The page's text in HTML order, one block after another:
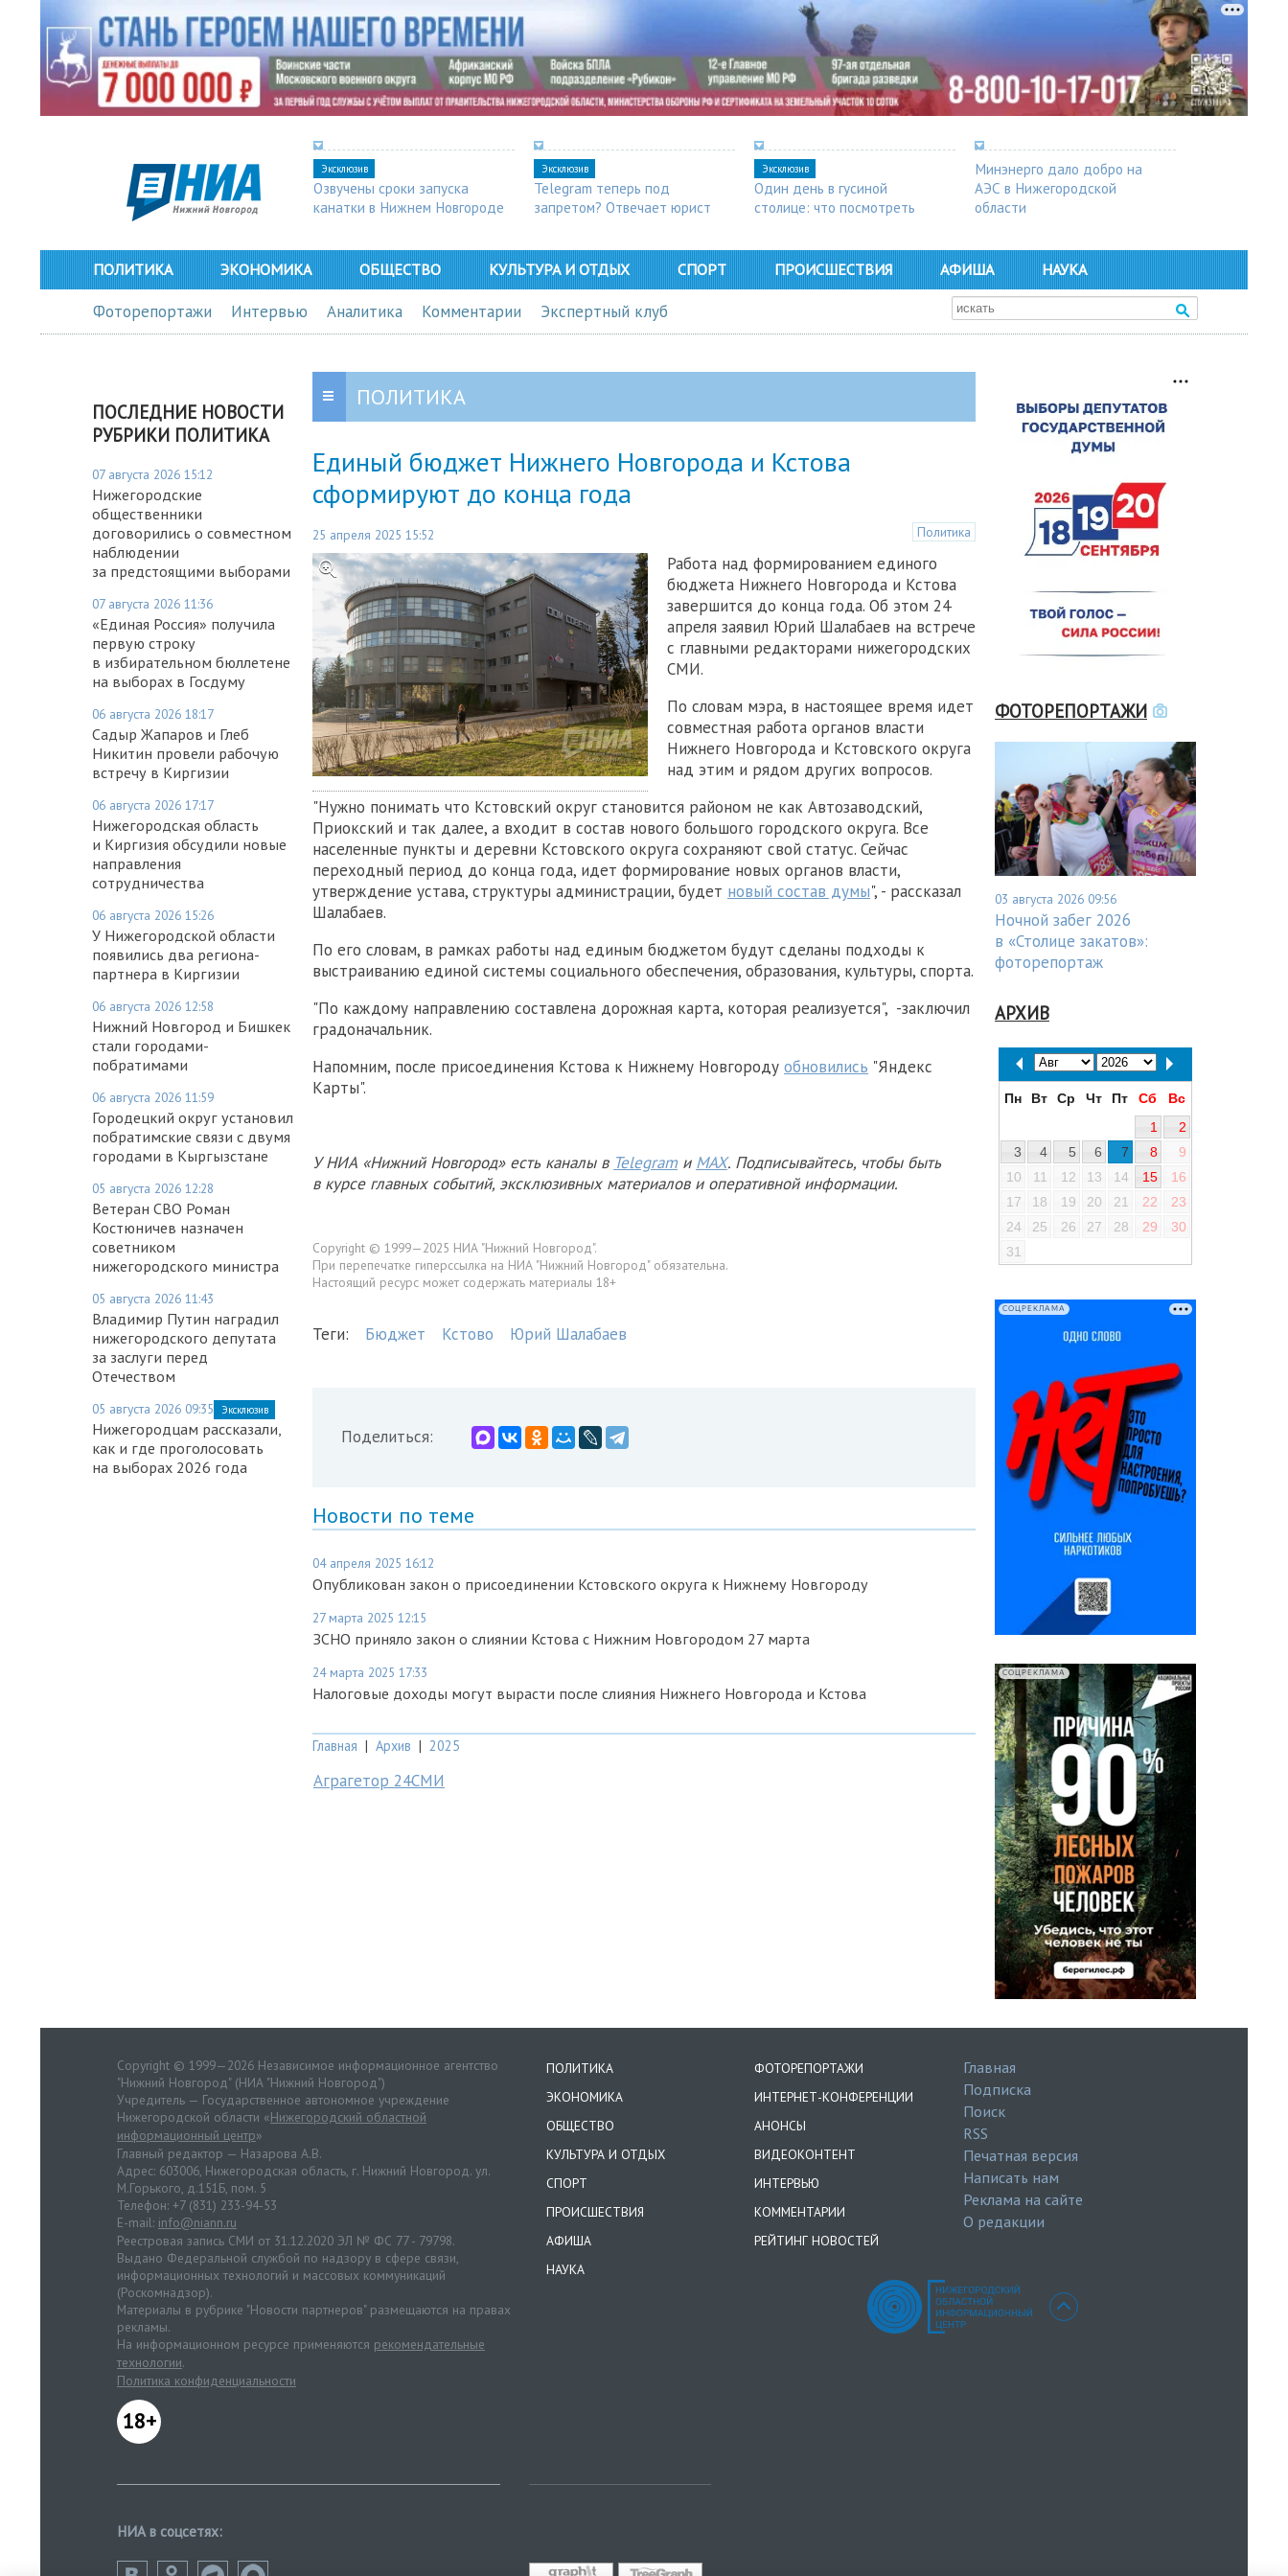
Эксклюзив
Озвучены сроки запуска
канатки в Нижнем Новгороде
Эксклюзив
Telegram теперь под
запретом? Отвечает юрист
Эксклюзив
Один день в гусиной
столице: что посмотреть
Минэнерго дало добро на
АЭС в Нижегородской
области
ПОЛИТИКА ЭКОНОМИКА ОБЩЕСТВО КУЛЬТУРА И ОТДЫХ СПОРТ ПРОИСШЕСТВИЯ АФИША НАУКА
Фоторепортажи Интервью Аналитика Комментарии Экспертный клуб
ПОСЛЕДНИЕ НОВОСТИ
РУБРИКИ ПОЛИТИКА
07 августа 2026 15:12
Нижегородские
общественники
договорились о совместном
наблюдении
за предстоящими выборами
07 августа 2026 11:36
«Единая Россия» получила
первую строку
в избирательном бюллетене
на выборах в Госдуму
06 августа 2026 18:17
Садыр Жапаров и Глеб
Никитин провели рабочую
встречу в Киргизии
06 августа 2026 17:17
Нижегородская область
и Киргизия обсудили новые
направления
сотрудничества
06 августа 2026 15:26
У Нижегородской области
появились два региона-
партнера в Киргизии
06 августа 2026 12:58
Нижний Новгород и Бишкек
стали городами-
побратимами
06 августа 2026 11:59
Городецкий округ установил
побратимские связи с двумя
городами в Кыргызстане
05 августа 2026 12:28
Ветеран СВО Роман
Костюничев назначен
советником
нижегородского министра
05 августа 2026 11:43
Владимир Путин наградил
нижегородского депутата
за заслуги перед
Отечеством
05 августа 2026 09:35 Эксклюзив
Нижегородцам рассказали,
как и где проголосовать
на выборах 2026 года
ПОЛИТИКА
Единый бюджет Нижнего Новгорода и Кстова
сформируют до конца года
25 апреля 2025 15:52 Политика
Работа над формированием единого
бюджета Нижнего Новгорода и Кстова
завершится до конца года. Об этом 24
апреля заявил Юрий Шалабаев на встрече
с главными редакторами нижегородских
СМИ.
По словам мэра, в настоящее время идет
совместная работа органов власти
Нижнего Новгорода и Кстовского округа
над этим и рядом других вопросов.
"Нужно понимать что Кстовский округ становится районом не как Автозаводский,
Приокский и так далее, а входит в состав нового большого городского округа. Все
населенные пункты и деревни Кстовского округа сохраняют свой статус. Сейчас
переходный период до конца года, идет формирование новых органов власти,
утверждение устава, структуры администрации, будет новый состав думы", - рассказал
Шалабаев.
По его словам, в рамках работы над единым бюджетом будут сделаны подходы к
выстраиванию единой системы социального обеспечения, образования, культуры, спорта.
"По каждому направлению составлена дорожная карта, которая реализуется", -заключил
градоначальник.
Напомним, после присоединения Кстова к Нижнему Новгороду обновились "Яндекс
Карты".
У НИА «Нижний Новгород» есть каналы в Telegram и MAX. Подписывайтесь, чтобы быть
в курсе главных событий, эксклюзивных материалов и оперативной информации.
Copyright © 1999—2025 НИА "Нижний Новгород".
При перепечатке гиперссылка на НИА "Нижний Новгород" обязательна.
Настоящий ресурс может содержать материалы 18+
Теги: Бюджет Кстово Юрий Шалабаев
Поделиться:
Новости по теме
04 апреля 2025 16:12
Опубликован закон о присоединении Кстовского округа к Нижнему Новгороду
27 марта 2025 12:15
ЗСНО приняло закон о слиянии Кстова с Нижним Новгородом 27 марта
24 марта 2025 17:33
Налоговые доходы могут вырасти после слияния Нижнего Новгорода и Кстова
Главная | Архив | 2025
Аграгетор 24СМИ
ФОТОРЕПОРТАЖИ
03 августа 2026 09:56
Ночной забег 2026
в «Столице закатов»:
фоторепортаж
АРХИВ
Пн Вт Ср Чт Пт Сб
Вс
1
2
3
4 5 6 7 8
9
10
11 12 13 14 15
16
17
18 19 20 21 22
23
24
25 26 27 28 29
30
31
СОЦРЕКЛАМА
СОЦРЕКЛАМА
Copyright © 1999—2026 Независимое информационное агентство
"Нижний Новгород" (НИА "Нижний Новгород")
Учредитель — Государственное автономное учреждение
Нижегородской области «Нижегородский областной
информационный центр»
Главный редактор — Назарова А.В.
Адрес: 603006, Нижегородская область, г. Нижний Новгород. ул.
М.Горького, д.151Б, пом. 5
Телефон: +7 (831) 233-94-53
E-mail: info@niann.ru
Реестровая запись СМИ от 31.12.2020 ЭЛ № ФС 77 - 79798.
Выдано Федеральной службой по надзору в сфере связи,
информационных технологий и массовых коммуникаций
(Роскомнадзор).
Материалы в рубрике "Новости партнеров" размещаются на правах
рекламы.
На информационном ресурсе применяются рекомендательные
технологии.
Политика конфиденциальности
18+
ПОЛИТИКА
ЭКОНОМИКА
ОБЩЕСТВО
КУЛЬТУРА И ОТДЫХ
СПОРТ
ПРОИСШЕСТВИЯ
АФИША
НАУКА
ФОТОРЕПОРТАЖИ
ИНТЕРНЕТ-КОНФЕРЕНЦИИ
АНОНСЫ
ВИДЕОКОНТЕНТ
ИНТЕРВЬЮ
КОММЕНТАРИИ
РЕЙТИНГ НОВОСТЕЙ
Главная
Подписка
Поиск
RSS
Печатная версия
Написать нам
Реклама на сайте
О редакции
НИА в соцсетях: